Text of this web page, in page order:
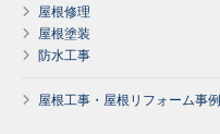
屋根修理
屋根塗装
防水工事
屋根工事・屋根リフォーム事例